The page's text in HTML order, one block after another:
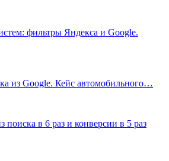
фильтры Яндекса и Google.
из Google. Кейс автомобильного…
поиска в 6 раз и конверсии в 5 раз